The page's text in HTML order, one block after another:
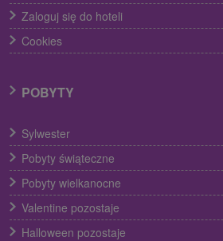
Zaloguj się do hoteli
Cookies
POBYTY
Sylwester
Pobyty świąteczne
Pobyty wielkanocne
Valentine pozostaje
Halloween pozostaje